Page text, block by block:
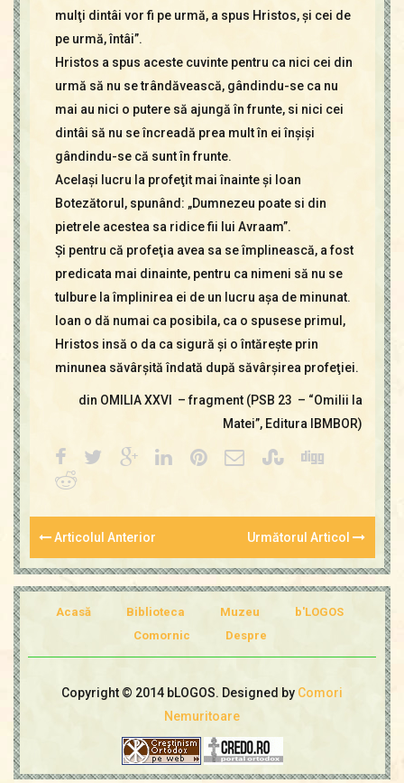
mulţi dintâi vor fi pe urmă, a spus Hristos, şi cei de
pe urmă, întâi”.
Hristos a spus aceste cuvinte pentru ca nici cei din
urmă să nu se trândăvească, gândindu-se ca nu
mai au nici o putere să ajungă în frunte, si nici cei
dintâi să nu se încreadă prea mult în ei înşişi
gândindu-se că sunt în frunte.
Acelaşi lucru la profeţit mai înainte şi Ioan
Botezătorul, spunând: „Dumnezeu poate si din
pietrele acestea sa ridice fii lui Avraam”.
Şi pentru că profeţia avea sa se împlinească, a fost
predicata mai dinainte, pentru ca nimeni să nu se
tulbure la împlinirea ei de un lucru aşa de minunat.
Ioan o dă numai ca posibila, ca o spusese primul,
Hristos insă o da ca sigură şi o întăreşte prin
minunea săvârşită îndată după săvârşirea profeţiei.
din OMILIA XXVI – fragment (PSB 23 – “Omilii la
Matei”, Editura IBMBOR)
Articolul Anterior Următorul Articol
Acasă Biblioteca Muzeu
b'LOGOS
Comornic
Despre
Copyright © 2014 bLOGOS. Designed by Comori
Nemuritoare